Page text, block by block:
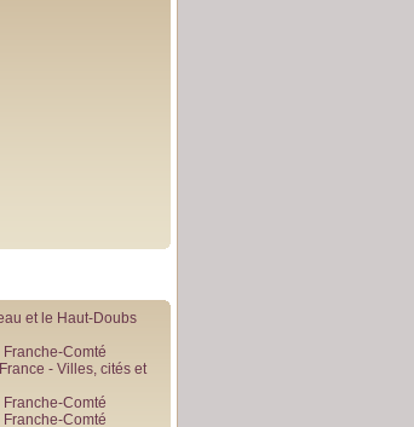
et le Haut-Doubs
Comté
- Villes, cités et
Comté
Comté